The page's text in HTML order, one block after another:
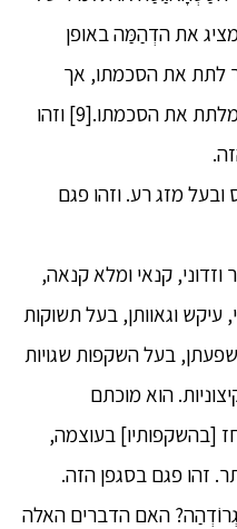
את הדְהַמַּה באופן
לתת את הסכמתו, אך
הסגפן נמנע מלתת את הסכמתו.[9] וזהו
ובעל מזג רע. וזהו פגם
וזדוני, קנאי ומלא קנאה,
עיקש וגאוותן, בעל תשוקות
בעל השקפות שגויות
הוא מוכתם
[בהשקפותיו] בעוצמה,
זהו פגם בסגפן הזה.
האם הדברים האלה